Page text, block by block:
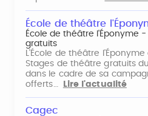
École de théâtre
École de théâtre l'Éponyme
gratuits
L'École de théâtre
Stages de théâtre gratuits
dans le cadre de sa
offerts…
Lire l'actualité
Cagec